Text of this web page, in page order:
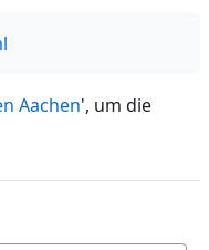
Aachen', um die